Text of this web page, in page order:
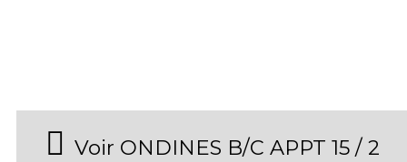
Voir ONDINES B/C APPT 15 / 2